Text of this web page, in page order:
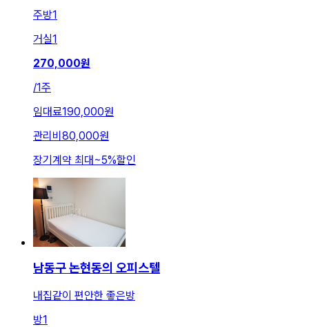
주방1
거실1
270,000원
/1주
임대료190,000원
관리비 80,000원
장기계약 최대 ~5%할인
남동구 논현동의 오피스텔
내집같이 편안한 좋은방
방1